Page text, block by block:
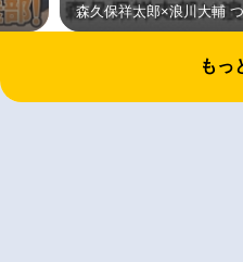
森久保祥太郎×浪川大輔
もっ